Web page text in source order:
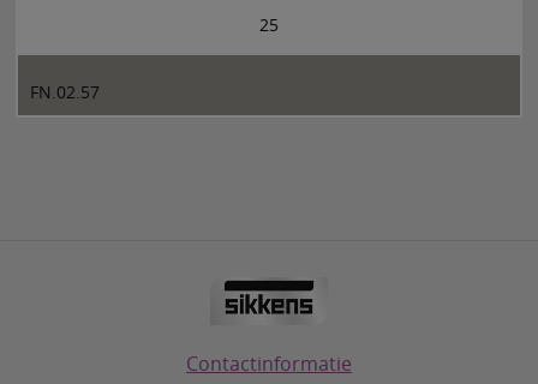
25
FN.02.57
Contactinformatie